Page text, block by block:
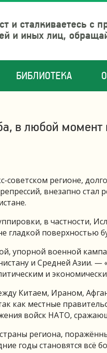
и сталкиваетесь с
и иных лиц,
БИБЛИОТЕКА
в любой момент
советском регионе,
внезапно стал
в частности,
поверхностью
упорной военной
и Средней Азии. —
и
Китаем, Ираном,
как местные
войск НАТО,
региона,
годы становятся всё